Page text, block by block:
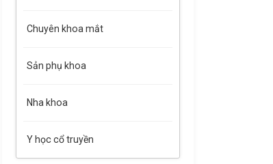
Chuyên khoa mắt
Sản phụ khoa
Nha khoa
Y học cổ truyền